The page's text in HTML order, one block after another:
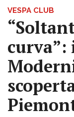
VESPA CLUB
curva”: